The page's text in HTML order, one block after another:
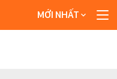
MỚI NHẤT